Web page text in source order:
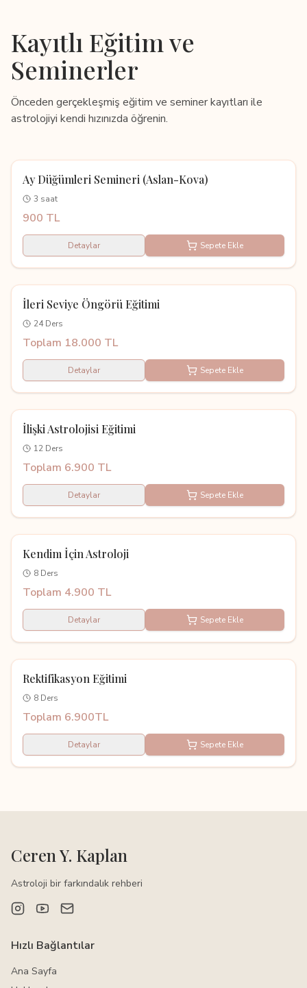
Kayıtlı Eğitim ve
Seminerler
Önceden gerçekleşmiş eğitim ve seminer kayıtları ile
astrolojiyi kendi hızınızda öğrenin.
Seminer
Ay Düğümleri Semineri (Aslan-Kova)
3 saat
900 TL
Detaylar Sepete Ekle
Kayıtlı Eğitim
İleri Seviye Öngörü Eğitimi
24 Ders
Toplam 18.000 TL
Detaylar Sepete Ekle
Kayıtlı Eğitim
İlişki Astrolojisi Eğitimi
12 Ders
Toplam 6.900 TL
Detaylar Sepete Ekle
Kayıtlı Eğitim
Kendim İçin Astroloji
8 Ders
Toplam 4.900 TL
Detaylar Sepete Ekle
Kayıtlı Eğitim
Rektifikasyon Eğitimi
8 Ders
Toplam 6.900TL
Detaylar Sepete Ekle
Ceren Y. Kaplan
Astroloji bir farkındalık rehberi
Hızlı Bağlantılar
Ana Sayfa